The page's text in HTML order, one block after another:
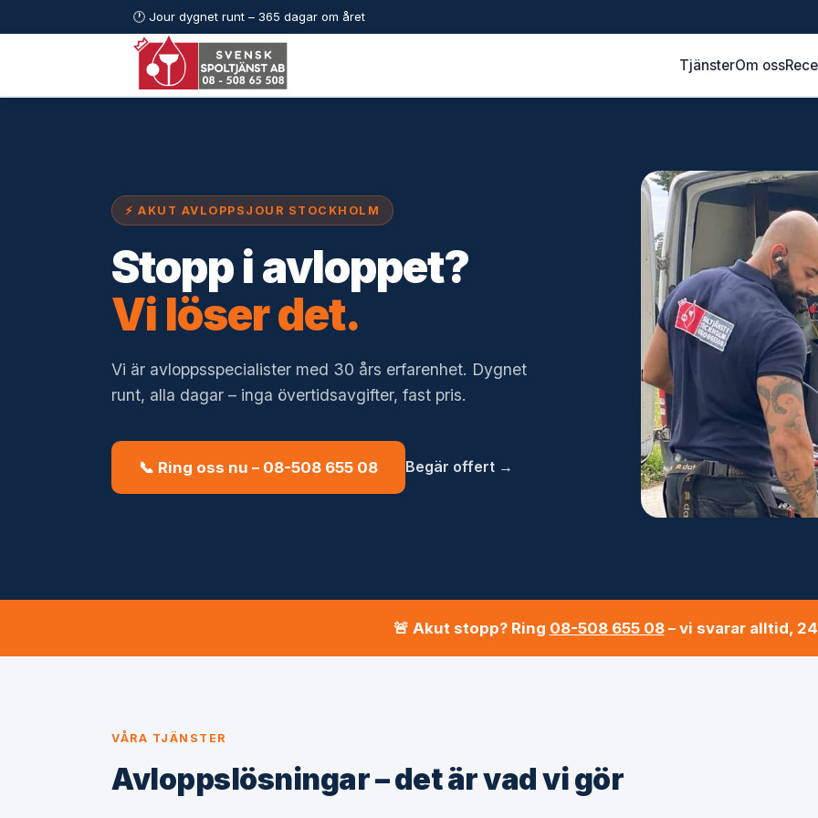
🕐 Jour dygnet runt – 365 dagar om året
TjänsterOm oss
⚡ AKUT AVLOPPSJOUR STOCKHOLM
Stopp i avloppet?
Vi löser det.
Vi är avloppsspecialister med 30 års erfarenhet. Dygnet
runt, alla dagar – inga övertidsavgifter, fast pris.
📞 Ring oss nu – 08-508 655 08 Begär offert →
🚨 Akut stopp? Ring 08-508 655 08– vi svarar alltid,
VÅRA TJÄNSTER
Avloppslösningar – det är vad vi gör